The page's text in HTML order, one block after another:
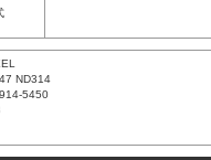
ND314
5450